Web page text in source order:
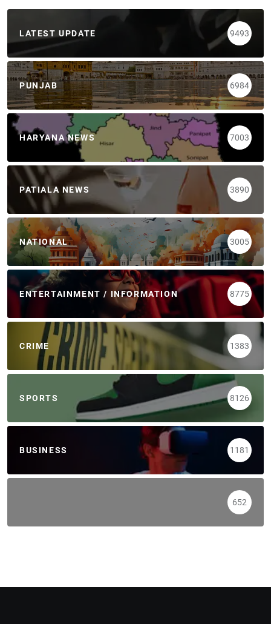
LATEST UPDATE 9493
PUNJAB 6984
HARYANA NEWS 7003
PATIALA NEWS 3890
NATIONAL 3005
ENTERTAINMENT / INFORMATION 8775
CRIME 1383
SPORTS 8126
BUSINESS 1181
652